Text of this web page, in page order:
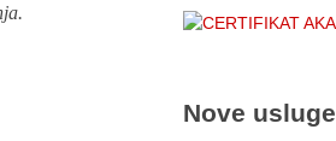
Nove usluge